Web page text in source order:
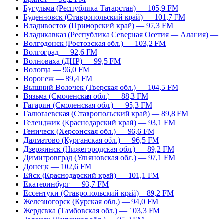
Бугульма (Республика Татарстан) — 105,9 FM
Буденновск (Ставропольский край) — 101,7 FM
Владивосток (Приморский край) — 97,3 FM
Владикавказ (Республика Северная Осетия — Алания)
Волгодонск (Ростовская обл.) — 103,2 FM
Волгоград — 92,6 FM
Волноваха (ДНР) — 99,5 FM
Вологда — 96,0 FM
Воронеж — 89,4 FM
Вышний Волочек (Тверская обл.) — 104,5 FM
Вязьма (Смоленская обл.) — 88,3 FM
Гагарин (Смоленская обл.) — 95,3 FM
Галюгаевская (Ставропольский край) — 89,8 FM
Геленджик (Краснодарский край) — 93,1 FM
Геническ (Херсонская обл.) — 96,6 FM
Далматово (Курганская обл.) — 96,5 FM
Дзержинск (Нижегородская обл.) — 89,2 FM
Димитровград (Ульяновская обл.) — 97,1 FM
Донецк — 102,6 FM
Ейск (Краснодарский край) — 101,1 FM
Екатеринбург — 93,7 FM
Ессентуки (Ставропольский край) – 89,2 FM
Железногорск (Курская обл.) — 94,0 FM
Жердевка (Тамбовская обл.) — 103,3 FM